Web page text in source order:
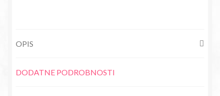
OPIS
DODATNE PODROBNOSTI